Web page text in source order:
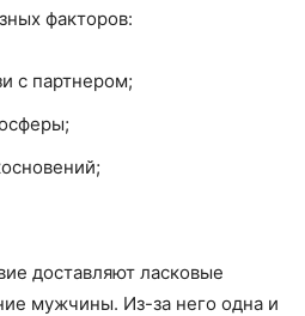
факторов:
с партнером;
доставляют ласковые
мужчины. Из-за него одна и